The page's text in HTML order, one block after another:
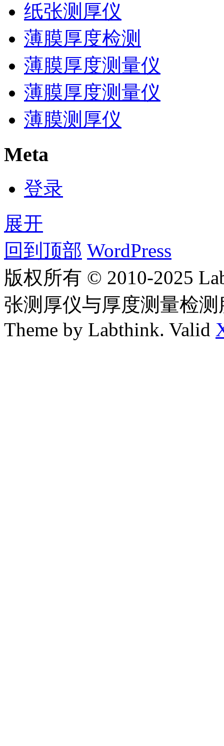
纸张测厚仪
薄膜厚度检测
薄膜厚度测量仪
薄膜厚度测量仪
薄膜测厚仪
Meta
登录
展开
回到顶部 WordPress
版权所有 © 2010-2025
张测厚仪与厚度测量检
Theme by Labthink. Valid